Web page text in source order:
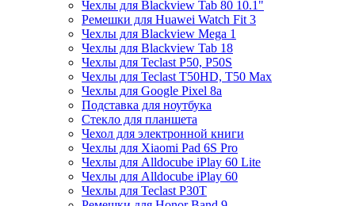
Чехлы для Blackview Tab 80 10.1"
Ремешки для Huawei Watch Fit 3
Чехлы для Blackview Mega 1
Чехлы для Blackview Tab 18
Чехлы для Teclast P50, P50S
Чехлы для Teclast T50HD, T50 Max
Чехлы для Google Pixel 8a
Подставка для ноутбука
Стекло для планшета
Чехол для электронной книги
Чехлы для Xiaomi Pad 6S Pro
Чехлы для Alldocube iPlay 60 Lite
Чехлы для Alldocube iPlay 60
Чехлы для Teclast P30T